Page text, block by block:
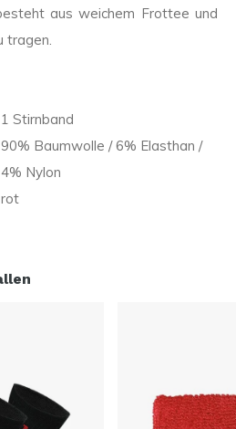
aus weichem Frottee und
tragen.
1 Stirnband
90% Baumwolle / 6% Elasthan /
4% Nylon
rot